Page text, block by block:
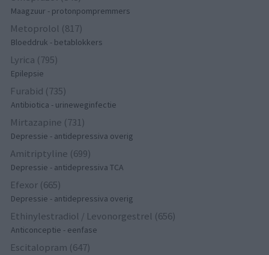
Maagzuur - protonpompremmers
Metoprolol (817)
Bloeddruk - betablokkers
Lyrica (795)
Epilepsie
Furabid (735)
Antibiotica - urineweginfectie
Mirtazapine (731)
Depressie - antidepressiva overig
Amitriptyline (699)
Depressie - antidepressiva TCA
Efexor (665)
Depressie - antidepressiva overig
Ethinylestradiol / Levonorgestrel (656)
Anticonceptie - eenfase
Escitalopram (647)